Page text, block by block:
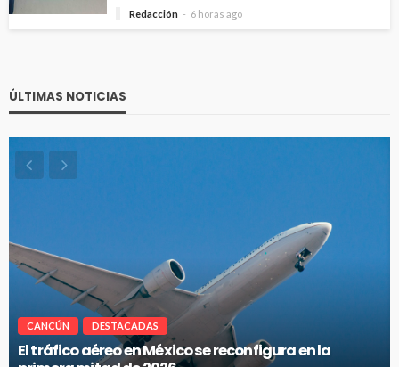
Redacción 6 horas ago
ÚLTIMAS NOTICIAS
CANCÚN DESTACADAS
Cancún-Toronto lidera tráfico aéreo internacional